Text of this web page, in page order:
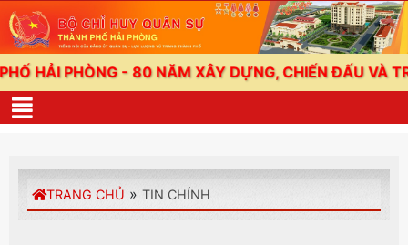
PHÒNG - 80 NĂM XÂY DỰNG, CHIẾN ĐẤU VÀ
TRANG CHỦ » TIN CHÍNH